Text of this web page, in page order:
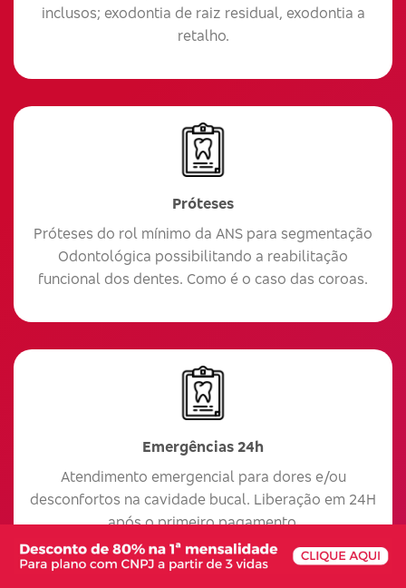
inclusos; exodontia de raiz residual, exodontia a
retalho.
Próteses
Próteses do rol mínimo da ANS para segmentação
Odontológica possibilitando a reabilitação
funcional dos dentes. Como é o caso das coroas.
Emergências 24h
Atendimento emergencial para dores e/ou
desconfortos na cavidade bucal. Liberação em 24H
após o primeiro pagamento.